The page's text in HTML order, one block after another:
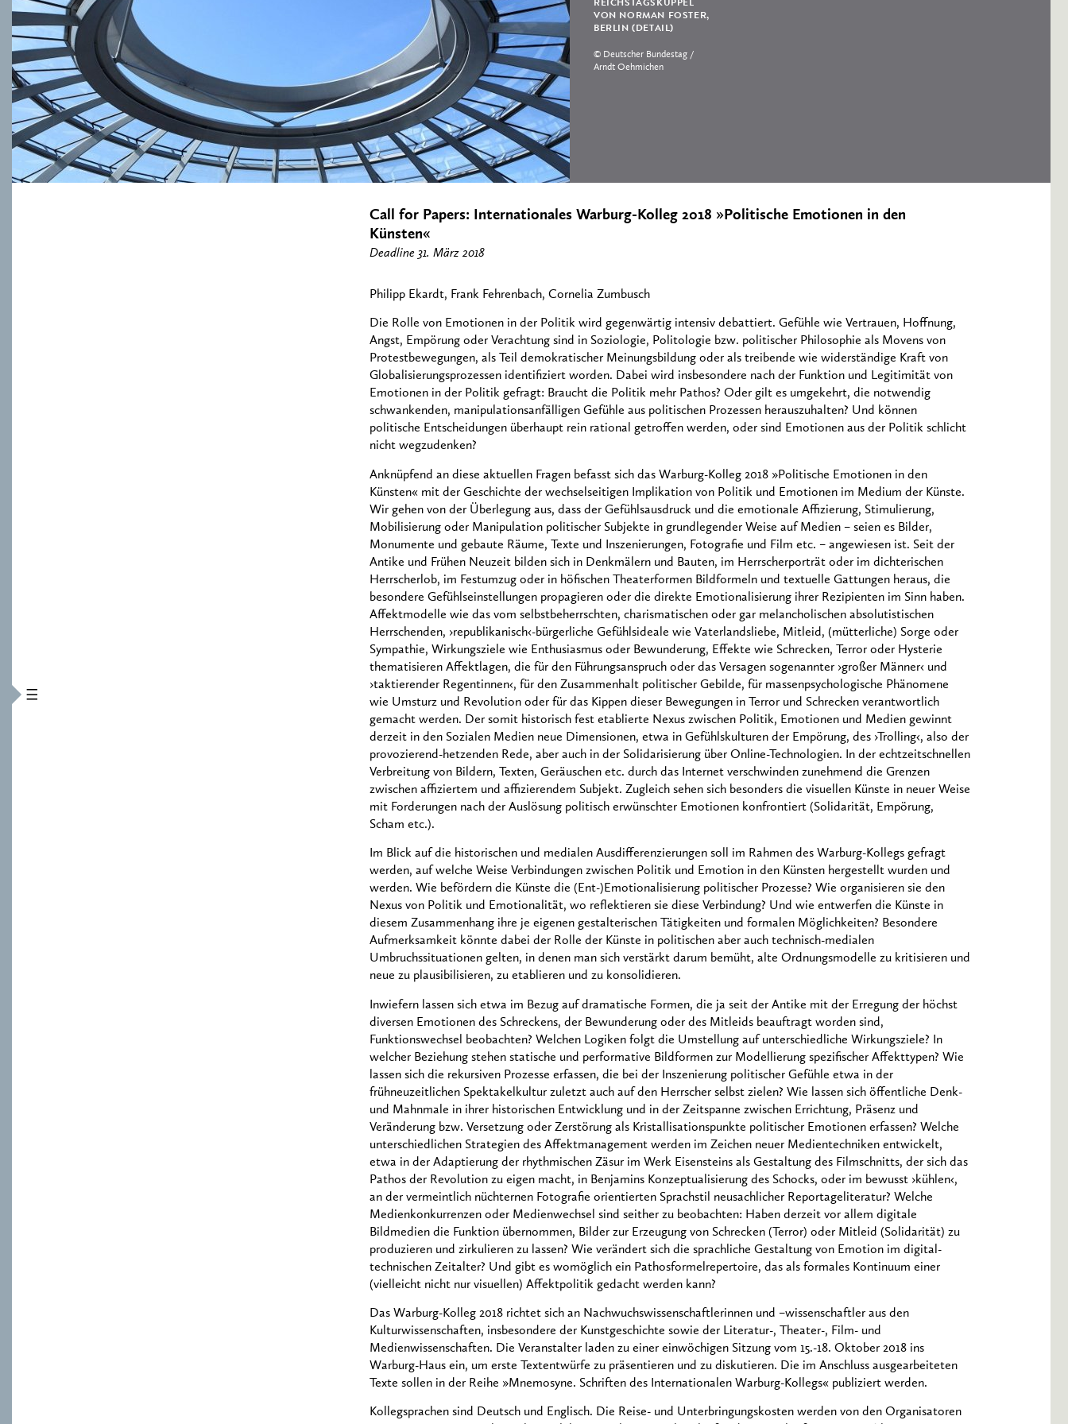
REICHSTAGSKUPPEL
VON NORMAN FOSTER,
BERLIN (DETAIL)
© Deutscher Bundestag /
Arndt Oehmichen
Call for Papers: Internationales Warburg-Kolleg 2018 »Politische Emotionen in den
Künsten«
Deadline 31. März 2018
Philipp Ekardt, Frank Fehrenbach, Cornelia Zumbusch
Die Rolle von Emotionen in der Politik wird gegenwärtig intensiv debattiert. Gefühle wie Vertrauen, Hoffnung,
Angst, Empörung oder Verachtung sind in Soziologie, Politologie bzw. politischer Philosophie als Movens von
Protestbewegungen, als Teil demokratischer Meinungsbildung oder als treibende wie widerständige Kraft von
Globalisierungsprozessen identifiziert worden. Dabei wird insbesondere nach der Funktion und Legitimität von
Emotionen in der Politik gefragt: Braucht die Politik mehr Pathos? Oder gilt es umgekehrt, die notwendig
schwankenden, manipulationsanfälligen Gefühle aus politischen Prozessen herauszuhalten? Und können
politische Entscheidungen überhaupt rein rational getroffen werden, oder sind Emotionen aus der Politik schlicht
nicht wegzudenken?
Anknüpfend an diese aktuellen Fragen befasst sich das Warburg-Kolleg 2018 »Politische Emotionen in den
Künsten« mit der Geschichte der wechselseitigen Implikation von Politik und Emotionen im Medium der Künste.
Wir gehen von der Überlegung aus, dass der Gefühlsausdruck und die emotionale Affizierung, Stimulierung,
Mobilisierung oder Manipulation politischer Subjekte in grundlegender Weise auf Medien – seien es Bilder,
Monumente und gebaute Räume, Texte und Inszenierungen, Fotografie und Film etc. – angewiesen ist. Seit der
Antike und Frühen Neuzeit bilden sich in Denkmälern und Bauten, im Herrscherporträt oder im dichterischen
Herrscherlob, im Festumzug oder in höfischen Theaterformen Bildformeln und textuelle Gattungen heraus, die
besondere Gefühlseinstellungen propagieren oder die direkte Emotionalisierung ihrer Rezipienten im Sinn haben.
Affektmodelle wie das vom selbstbeherrschten, charismatischen oder gar melancholischen absolutistischen
Herrschenden, ›republikanisch‹-bürgerliche Gefühlsideale wie Vaterlandsliebe, Mitleid, (mütterliche) Sorge oder
Sympathie, Wirkungsziele wie Enthusiasmus oder Bewunderung, Effekte wie Schrecken, Terror oder Hysterie
thematisieren Affektlagen, die für den Führungsanspruch oder das Versagen sogenannter ›großer Männer‹ und
›taktierender Regentinnen‹, für den Zusammenhalt politischer Gebilde, für massenpsychologische Phänomene
wie Umsturz und Revolution oder für das Kippen dieser Bewegungen in Terror und Schrecken verantwortlich
gemacht werden. Der somit historisch fest etablierte Nexus zwischen Politik, Emotionen und Medien gewinnt
derzeit in den Sozialen Medien neue Dimensionen, etwa in Gefühlskulturen der Empörung, des ›Trolling‹, also der
provozierend-hetzenden Rede, aber auch in der Solidarisierung über Online-Technologien. In der echtzeitschnellen
Verbreitung von Bildern, Texten, Geräuschen etc. durch das Internet verschwinden zunehmend die Grenzen
zwischen affiziertem und affizierendem Subjekt. Zugleich sehen sich besonders die visuellen Künste in neuer Weise
mit Forderungen nach der Auslösung politisch erwünschter Emotionen konfrontiert (Solidarität, Empörung,
Scham etc.).
Im Blick auf die historischen und medialen Ausdifferenzierungen soll im Rahmen des Warburg-Kollegs gefragt
werden, auf welche Weise Verbindungen zwischen Politik und Emotion in den Künsten hergestellt wurden und
werden. Wie befördern die Künste die (Ent-)Emotionalisierung politischer Prozesse? Wie organisieren sie den
Nexus von Politik und Emotionalität, wo reflektieren sie diese Verbindung? Und wie entwerfen die Künste in
diesem Zusammenhang ihre je eigenen gestalterischen Tätigkeiten und formalen Möglichkeiten? Besondere
Aufmerksamkeit könnte dabei der Rolle der Künste in politischen aber auch technisch-medialen
Umbruchssituationen gelten, in denen man sich verstärkt darum bemüht, alte Ordnungsmodelle zu kritisieren und
neue zu plausibilisieren, zu etablieren und zu konsolidieren.
Inwiefern lassen sich etwa im Bezug auf dramatische Formen, die ja seit der Antike mit der Erregung der höchst
diversen Emotionen des Schreckens, der Bewunderung oder des Mitleids beauftragt worden sind,
Funktionswechsel beobachten? Welchen Logiken folgt die Umstellung auf unterschiedliche Wirkungsziele? In
welcher Beziehung stehen statische und performative Bildformen zur Modellierung spezifischer Affekttypen? Wie
lassen sich die rekursiven Prozesse erfassen, die bei der Inszenierung politischer Gefühle etwa in der
frühneuzeitlichen Spektakelkultur zuletzt auch auf den Herrscher selbst zielen? Wie lassen sich öffentliche Denk-
und Mahnmale in ihrer historischen Entwicklung und in der Zeitspanne zwischen Errichtung, Präsenz und
Veränderung bzw. Versetzung oder Zerstörung als Kristallisationspunkte politischer Emotionen erfassen? Welche
unterschiedlichen Strategien des Affektmanagement werden im Zeichen neuer Medientechniken entwickelt,
etwa in der Adaptierung der rhythmischen Zäsur im Werk Eisensteins als Gestaltung des Filmschnitts, der sich das
Pathos der Revolution zu eigen macht, in Benjamins Konzeptualisierung des Schocks, oder im bewusst ›kühlen‹,
an der vermeintlich nüchternen Fotografie orientierten Sprachstil neusachlicher Reportageliteratur? Welche
Medienkonkurrenzen oder Medienwechsel sind seither zu beobachten: Haben derzeit vor allem digitale
Bildmedien die Funktion übernommen, Bilder zur Erzeugung von Schrecken (Terror) oder Mitleid (Solidarität) zu
produzieren und zirkulieren zu lassen? Wie verändert sich die sprachliche Gestaltung von Emotion im digital-
technischen Zeitalter? Und gibt es womöglich ein Pathosformelrepertoire, das als formales Kontinuum einer
(vielleicht nicht nur visuellen) Affektpolitik gedacht werden kann?
Das Warburg-Kolleg 2018 richtet sich an Nachwuchswissenschaftlerinnen und –wissenschaftler aus den
Kulturwissenschaften, insbesondere der Kunstgeschichte sowie der Literatur-, Theater-, Film- und
Medienwissenschaften. Die Veranstalter laden zu einer einwöchigen Sitzung vom 15.-18. Oktober 2018 ins
Warburg-Haus ein, um erste Textentwürfe zu präsentieren und zu diskutieren. Die im Anschluss ausgearbeiteten
Texte sollen in der Reihe »Mnemosyne. Schriften des Internationalen Warburg-Kollegs« publiziert werden.
Kollegsprachen sind Deutsch und Englisch. Die Reise- und Unterbringungskosten werden von den Organisatoren